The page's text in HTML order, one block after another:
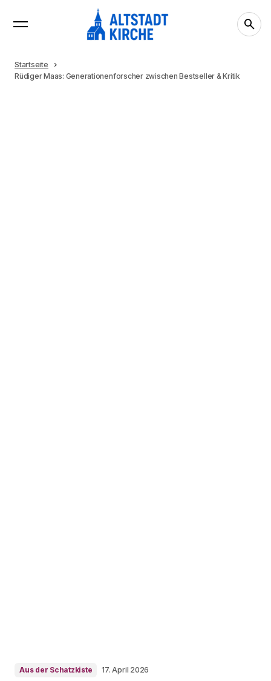
Startseite
Rüdiger Maas: Generationenforscher zwischen Bestseller & Kritik
Aus der Schatzkiste 17. April 2026